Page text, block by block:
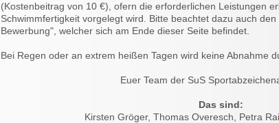
(Kostenbeitrag von 10 €), ofern die erforderlichen Leistungen
Schwimmfertigkeit vorgelegt wird. Bitte beachtet dazu auch
Bewerbung", welcher sich am Ende dieser Seite befindet.
Bei Regen oder an extrem heißen Tagen wird keine Abnahme
Euer Team der SuS
Das sind:
Kirsten Gröger, Thomas Overesch, Petra